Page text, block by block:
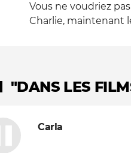
Vous ne voudriez
Charlie, maintenant
"DANS LES
Carla